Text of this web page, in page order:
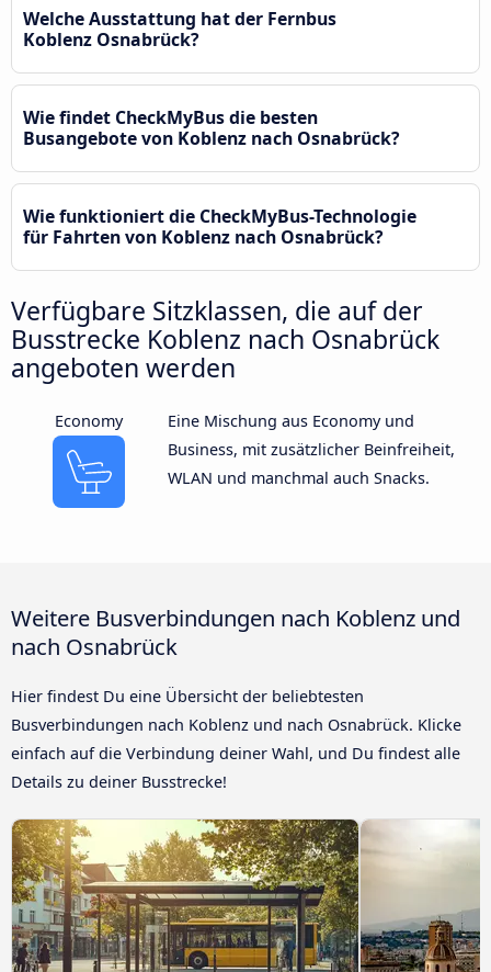
Welche Ausstattung hat der Fernbus
Koblenz Osnabrück?
Wie findet CheckMyBus die besten
Busangebote von Koblenz nach Osnabrück?
Wie funktioniert die CheckMyBus-Technologie
für Fahrten von Koblenz nach Osnabrück?
Verfügbare Sitzklassen, die auf der
Busstrecke Koblenz nach Osnabrück
angeboten werden
Economy
Eine Mischung aus Economy und
Business, mit zusätzlicher Beinfreiheit,
WLAN und manchmal auch Snacks.
Weitere Busverbindungen nach Koblenz und
nach Osnabrück
Hier findest Du eine Übersicht der beliebtesten
Busverbindungen nach Koblenz und nach Osnabrück. Klicke
einfach auf die Verbindung deiner Wahl, und Du findest alle
Details zu deiner Busstrecke!